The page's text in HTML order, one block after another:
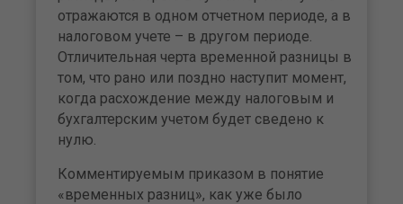
отражаются в одном отчетном периоде, а в
налоговом учете – в другом периоде.
Отличительная черта временной разницы в
том, что рано или поздно наступит момент,
когда расхождение между налоговым и
бухгалтерским учетом будет сведено к
нулю.
Комментируемым приказом в понятие
«временных разниц», как уже было